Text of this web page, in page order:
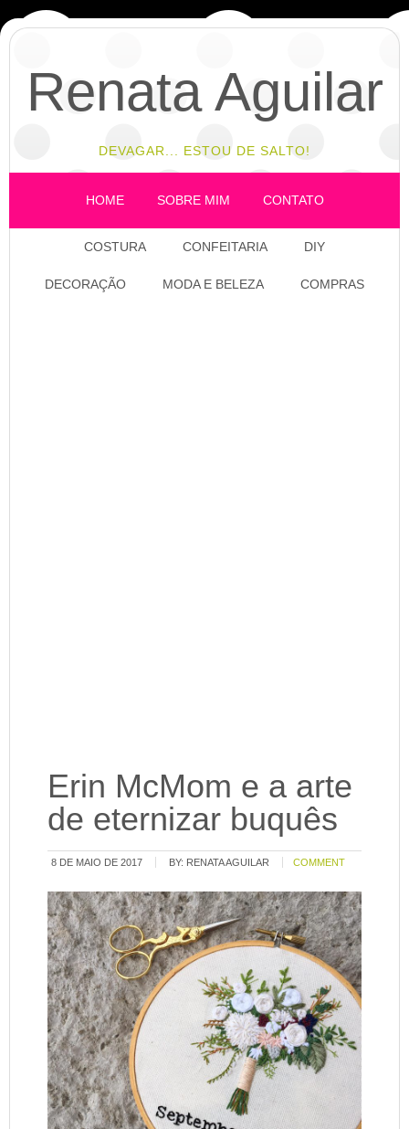
Renata Aguilar
DEVAGAR... ESTOU DE SALTO!
HOME SOBRE MIM CONTATO
COSTURA CONFEITARIA DIY
DECORAÇÃO MODA E BELEZA COMPRAS
Erin McMom e a arte
de eternizar buquês
8 DE MAIO DE 2017 BY: RENATA AGUILAR COMMENT